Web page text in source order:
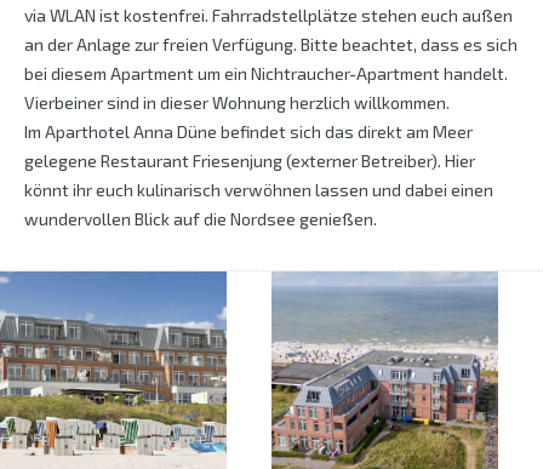
via WLAN ist kostenfrei. Fahrradstellplätze stehen euch außen
an der Anlage zur freien Verfügung. Bitte beachtet, dass es sich
bei diesem Apartment um ein Nichtraucher-Apartment handelt.
Vierbeiner sind in dieser Wohnung herzlich willkommen.
Im Aparthotel Anna Düne befindet sich das direkt am Meer
gelegene Restaurant Friesenjung (externer Betreiber). Hier
könnt ihr euch kulinarisch verwöhnen lassen und dabei einen
wundervollen Blick auf die Nordsee genießen.